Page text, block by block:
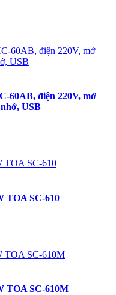
60AB, điện 220V, mở
USB
TOA SC-610
TOA SC-610M